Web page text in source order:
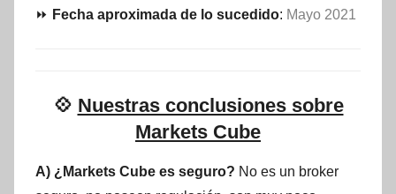
⏩ Fecha aproximada de lo sucedido: Mayo 2021
💠 Nuestras conclusiones sobre
Markets Cube
A) ¿Markets Cube es seguro? No es un broker